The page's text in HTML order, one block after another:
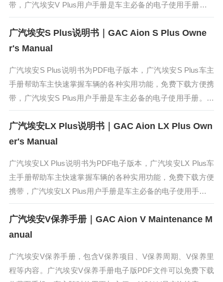
带，广汽埃安V Plus用户手册是车主必备的电子使用手册。AI
ON V PLUS与上一代产品相比，采用了无格栅设计，设...
广汽埃安S Plus说明书｜GAC Aion S Plus Owne
r's Manual
广汽埃安S Plus说明书为PDF电子版本，广汽埃安S Plus车主
手册帮助车主快速掌握车辆的各种实用功能，免费下载方便携
带，广汽埃安S Plus用户手册是车主必备的电子使用手册。广
汽埃安S Plus是一款高性价的实力纯电家轿。AION S...
广汽埃安LX Plus说明书｜GAC Aion LX Plus Own
er's Manual
广汽埃安LX Plus说明书为PDF电子版本，广汽埃安LX Plus车
主手册帮助车主快速掌握车辆的各种实用功能，免费下载方便
携带，广汽埃安LX Plus用户手册是车主必备的电子使用手册。
埃安LX PLUS的外观进行了改进升级，独特的星海方舟...
广汽埃安V保养手册｜GAC Aion V Maintenance M
anual
广汽埃安V保养手册，包含V保养项目、V保养周期、V保养里
程等内容。广汽埃安V保养手册电子版PDF文件可以免费下载